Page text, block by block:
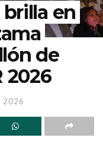
en
de
2026
2026